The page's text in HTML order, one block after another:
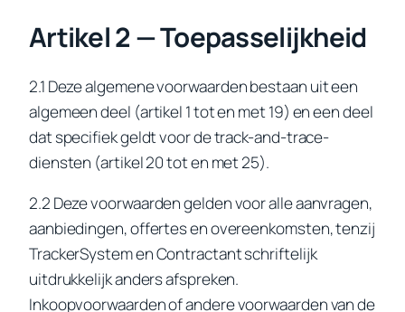
Artikel 2 — Toepasselijkheid
2.1 Deze algemene voorwaarden bestaan uit een
algemeen deel (artikel 1 tot en met 19) en een deel
dat specifiek geldt voor de track-and-trace-
diensten (artikel 20 tot en met 25).
2.2 Deze voorwaarden gelden voor alle aanvragen,
aanbiedingen, offertes en overeenkomsten, tenzij
TrackerSystem en Contractant schriftelijk
uitdrukkelijk anders afspreken.
Inkoopvoorwaarden of andere voorwaarden van de